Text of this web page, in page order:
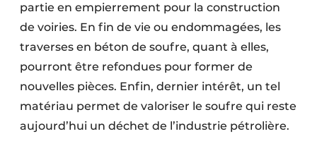
partie en empierrement pour la construction
de voiries. En fin de vie ou endommagées, les
traverses en béton de soufre, quant à elles,
pourront être refondues pour former de
nouvelles pièces. Enfin, dernier intérêt, un tel
matériau permet de valoriser le soufre qui reste
aujourd’hui un déchet de l’industrie pétrolière.